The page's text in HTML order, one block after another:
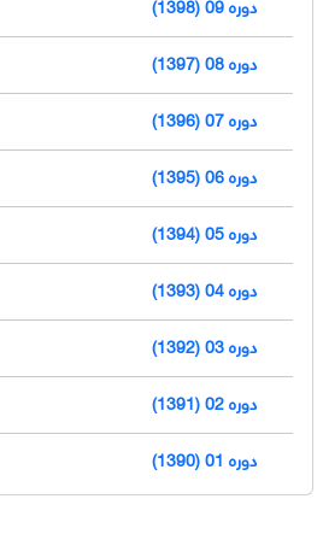
دوره 08 (1397)
دوره 07 (1396)
دوره 06 (1395)
دوره 05 (1394)
دوره 04 (1393)
دوره 03 (1392)
دوره 02 (1391)
دوره 01 (1390)